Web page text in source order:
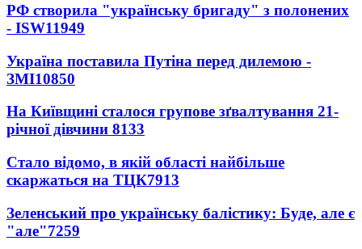
РФ створила "українську бригаду" з полонених
- ISW11949
Україна поставила Путіна перед дилемою -
ЗМІ10850
На Київщині сталося групове зґвалтування 21-
річної дівчини 8133
Стало відомо, в якій області найбільше
скаржаться на ТЦК7913
Зеленський про українську балістику: Буде, але є
"але"7259